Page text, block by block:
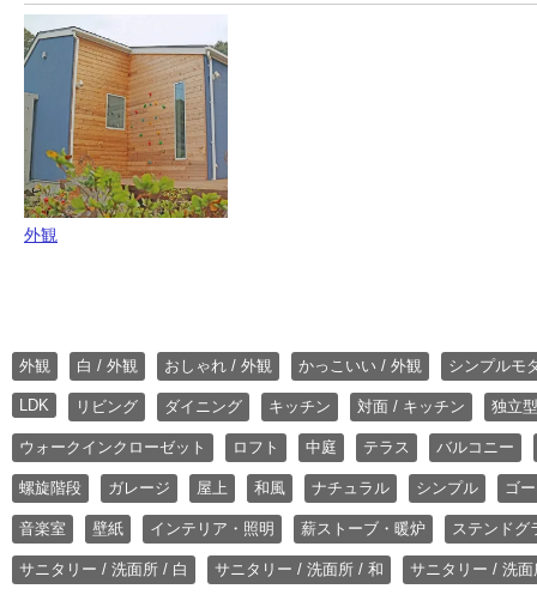
外観
外観 白 / 外観 おしゃれ / 外観 かっこいい / 外観 シンプルモ
LDK リビング ダイニング キッチン 対面 / キッチン 独立
ウォークインクローゼット ロフト 中庭 テラス バルコニー
螺旋階段 ガレージ 屋上 和風 ナチュラル シンプル ゴ
音楽室 壁紙 インテリア・照明 薪ストーブ・暖炉 ステンドグ
サニタリー / 洗面所 / 白 サニタリー / 洗面所 / 和 サニタリー / 洗